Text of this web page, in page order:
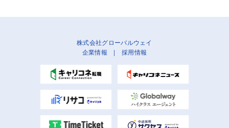
株式会社グローバルウェイ
企業情報 | 採用情報